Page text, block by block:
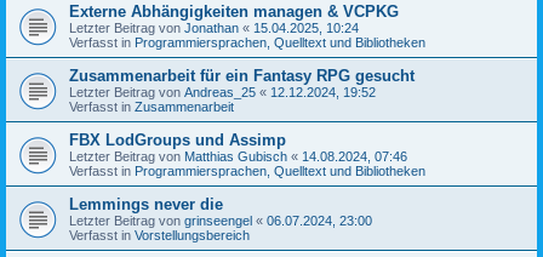
Externe Abhängigkeiten managen & VCPKG
Letzter Beitrag von Jonathan « 15.04.2025, 10:24
Verfasst in Programmiersprachen, Quelltext und Bibliotheken
Zusammenarbeit für ein Fantasy RPG gesucht
Letzter Beitrag von Andreas_25 « 12.12.2024, 19:52
Verfasst in Zusammenarbeit
FBX LodGroups und Assimp
Letzter Beitrag von Matthias Gubisch « 14.08.2024, 07:46
Verfasst in Programmiersprachen, Quelltext und Bibliotheken
Lemmings never die
Letzter Beitrag von grinseengel « 06.07.2024, 23:00
Verfasst in Vorstellungsbereich